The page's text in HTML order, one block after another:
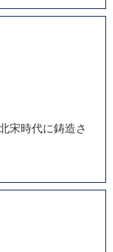
宋時代に鋳造さ